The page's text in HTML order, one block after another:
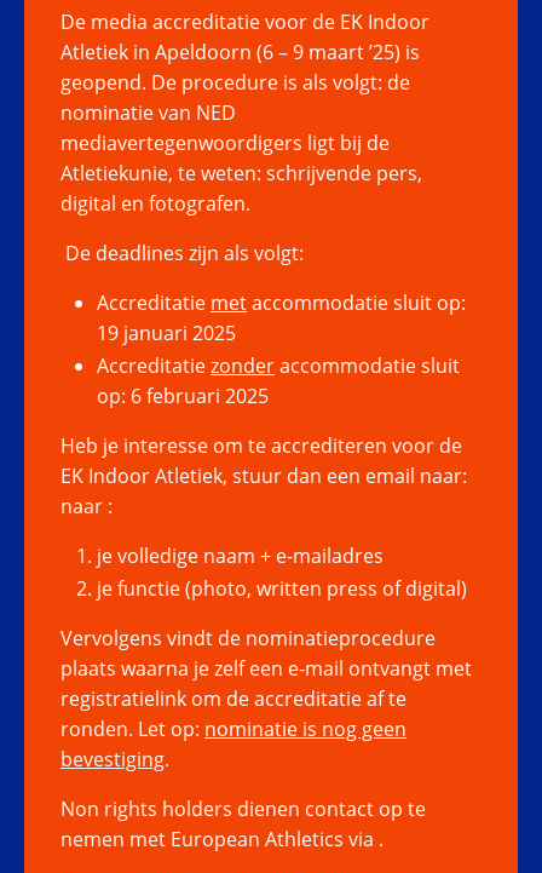
De media accreditatie voor de EK Indoor
Atletiek in Apeldoorn (6 – 9 maart ’25) is
geopend. De procedure is als volgt: de
nominatie van NED
mediavertegenwoordigers ligt bij de
Atletiekunie, te weten: schrijvende pers,
digital en fotografen.
De deadlines zijn als volgt:
Accreditatie metaccommodatie sluit op:
19 januari 2025
Accreditatiezonderaccommodatie sluit
op: 6 februari 2025
Heb je interesse om te accrediteren voor de
EK Indoor Atletiek, stuur dan een email naar:
naar :
je volledige naam + e-mailadres
je functie (photo, written press of digital)
Vervolgens vindt de nominatieprocedure
plaats waarna je zelf een e-mail ontvangt met
registratielink om de accreditatie af te
ronden. Let op: nominatie is nog geen
bevestiging.
Non rights holders dienen contact op te
nemen met European Athletics via .